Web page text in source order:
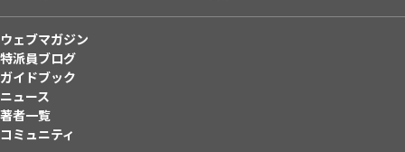
ウェブマガジン
特派員ブログ
ガイドブック
ニュース
著者一覧
コミュニティ